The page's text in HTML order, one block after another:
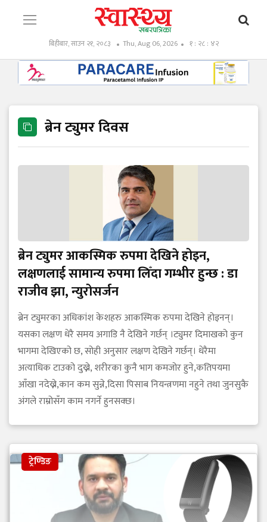
बिहीबार, साउन २१, २०८३ Thu, Aug 06, 2026 १ : २८ : ४२
ब्रेन ट्युमर दिवस
ब्रेन ट्युमर आकस्मिक रुपमा देखिने होइन,
लक्षणलाई सामान्य रुपमा लिँदा गम्भीर हुन्छ : डा
राजीव झा, न्युरोसर्जन
ब्रेन ट्युमरका अधिकांश केशहरु आकस्मिक रुपमा देखिने होइनन्।
यसका लक्षण धेरै समय अगाडि नै देखिने गर्छन् ।ट्युमर दिमाखको कुन
भागमा देखिएको छ, सोही अनुसार लक्षण देखिने गर्छन्। धेरैमा
अत्याधिक टाउको दुख्ने, शरीरका कुनै भाग कमजोर हुने,कतिपयमा
आँखा नदेख्ने,कान कम सुन्ने,दिसा पिसाब नियन्त्रणमा नहुने तथा जुनसुकै
अंगले राम्रोसँग काम नगर्ने हुनसक्छ।
ट्रेण्डिङ